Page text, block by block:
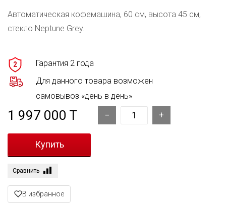
Автоматическая кофемашина, 60 см, высота 45 см,
стекло Neptune Grey.
2
Гарантия 2 года
Для данного товара возможен
самовывоз «день в день»
1 997 000 T
Сравнить
В избранное